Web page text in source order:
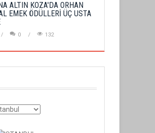
ALTIN KOZA'DA ORHAN
EMEK ÖDÜLLERİ ÜÇ USTA
0 132